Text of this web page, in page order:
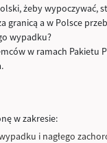
żeby wypoczywać,
granicą a w Polsce
wypadku?
w ramach Pakietu
w zakresie:
i nagłego